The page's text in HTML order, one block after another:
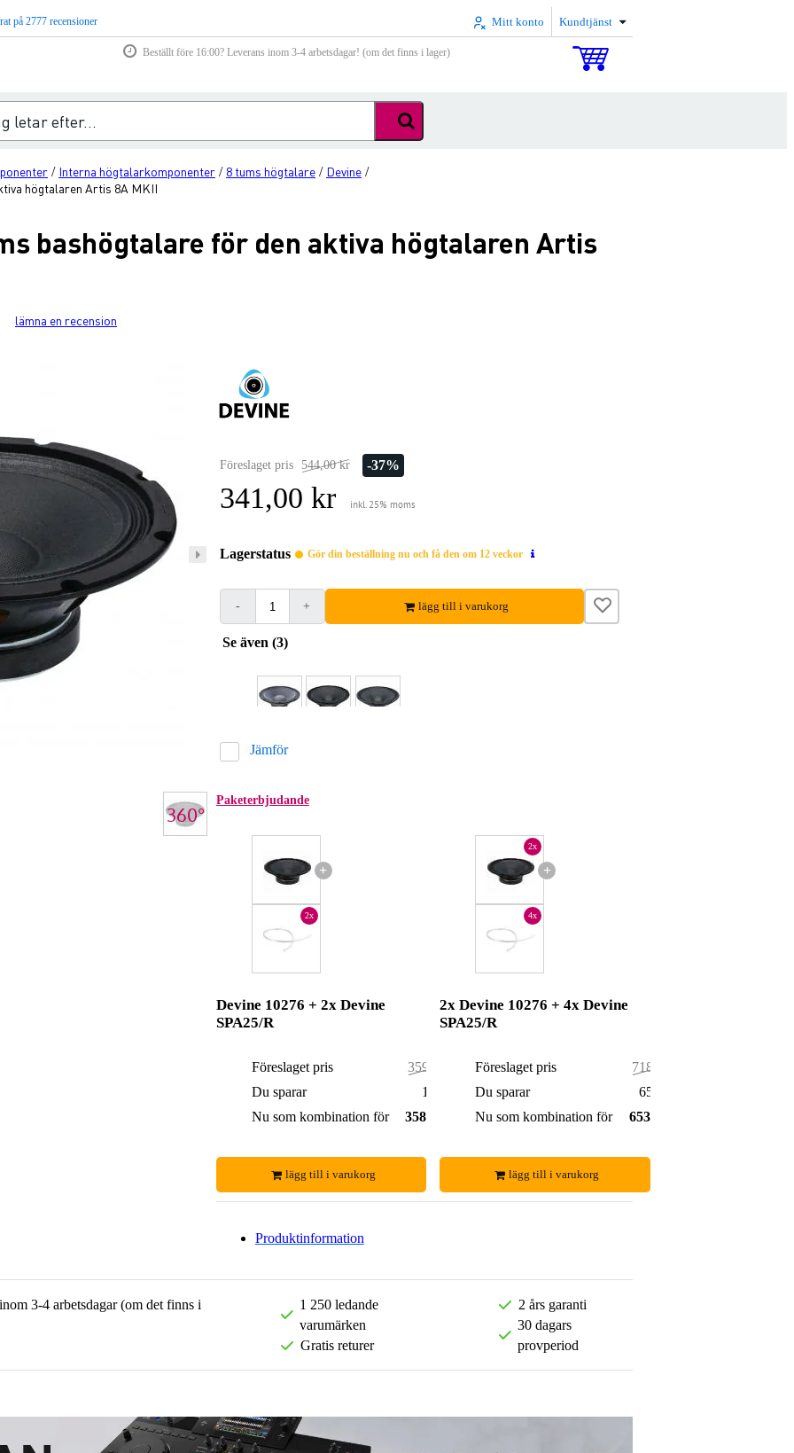
på 2777 recensioner Mitt konto Kundtjänst
Beställt före 16:00? Leverans inom 3-4 arbetsdagar! (om det finns i lager)
/ Interna högtalarkomponenter / 8 tums högtalare / Devine /
högtalaren Artis 8A MKII
bashögtalare för den aktiva högtalaren Artis
lämna en recension
Föreslaget pris 544,00 kr -37%
341,00 kr inkl. 25% moms
Lagerstatus Gör din beställning nu och få den om 12 veckor
- + lägg till i varukorg
Se även (3)
Jämför
Paketerbjudande
+
2x
Devine 10276 + 2x Devine
SPA25/R
Föreslaget pris
359,00 kr
Du sparar
1,00 kr
Nu som kombination för
358,00 kr
lägg till i varukorg
+
2x
4x
2x Devine 10276 + 4x Devine
SPA25/R
Föreslaget pris
718,00 kr
Du sparar
65,00 kr
Nu som kombination för
653,00 kr
lägg till i varukorg
Produktinformation
3-4 arbetsdagar (om det finns i
1 250 ledande
varumärken
Gratis returer
2 års garanti
30 dagars
provperiod